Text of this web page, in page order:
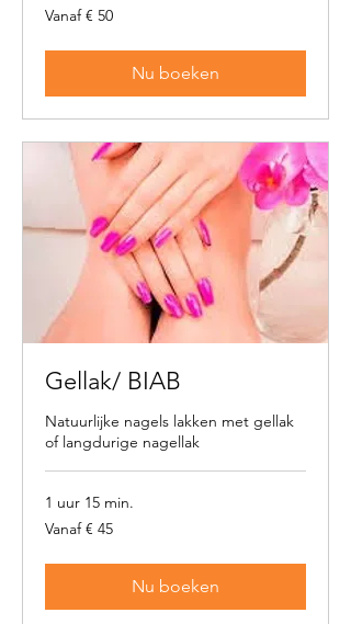
Vanaf
50
Vanaf € 50
Nu boeken
Gellak/ BIAB
Natuurlijke nagels lakken met gellak
of langdurige nagellak
1 uur 15 min.
Vanaf
45
Vanaf € 45
Nu boeken